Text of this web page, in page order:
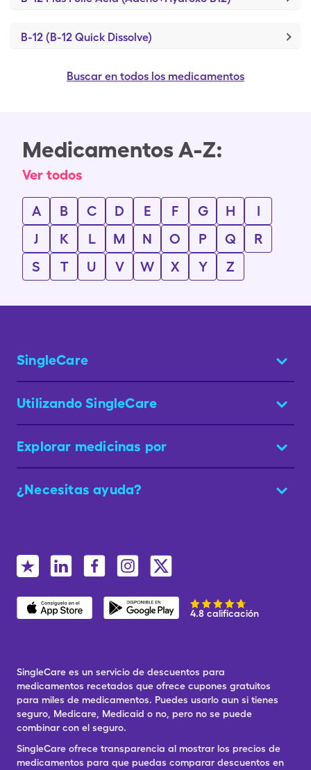
B-12 (B-12 Quick Dissolve)
Buscar en todos los medicamentos
Medicamentos A-Z:
Ver todos
A B C D E F G H
I
J
K L M N O P Q
R
S
T U V W X Y Z
SingleCare
Utilizando SingleCare
Explorar medicinas por
¿Necesitas ayuda?
4.8 calificación
SingleCare es un servicio de descuentos para
medicamentos recetados que ofrece cupones gratuitos
para miles de medicamentos. Puedes usarlo aun si tienes
seguro, Medicare, Medicaid o no, pero no se puede
combinar con el seguro.
SingleCare ofrece transparencia al mostrar los precios de
medicamentos para que puedas comparar descuentos en